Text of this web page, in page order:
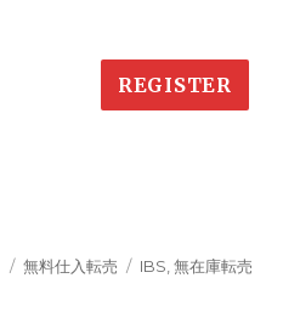
Categories
無料仕入転売 Tags
IBS ,無在庫転売